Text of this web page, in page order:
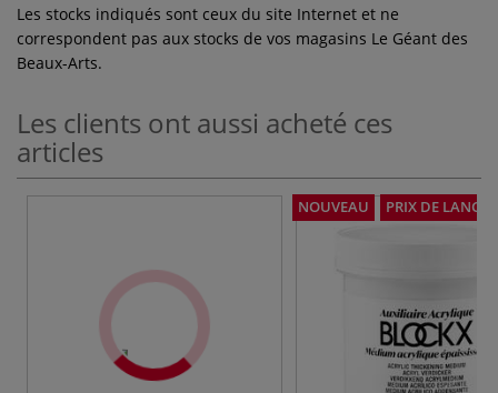
Les stocks indiqués sont ceux du site Internet et ne
correspondent pas aux stocks de vos magasins Le Géant des
Beaux-Arts.
Les clients ont aussi acheté ces
articles
NOUVEAU PRIX DE